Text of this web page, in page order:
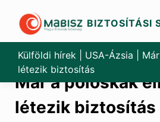
content
BIZTOSÍTÁSI
Külföldi hírek USA-Ázsia
létezik biztosítás
Már a poloskák
létezik biztosítás